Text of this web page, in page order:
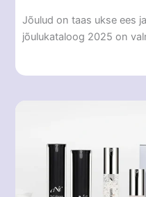
Jõulud on taas ukse ees
jõulukataloog 2025 on